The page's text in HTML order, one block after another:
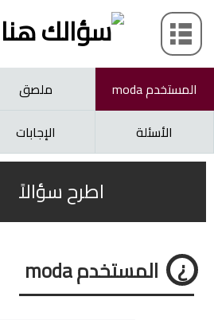
المستخدم moda ملصق
الأسئلة
الإجابات
اطرح سؤالاً
المستخدم moda